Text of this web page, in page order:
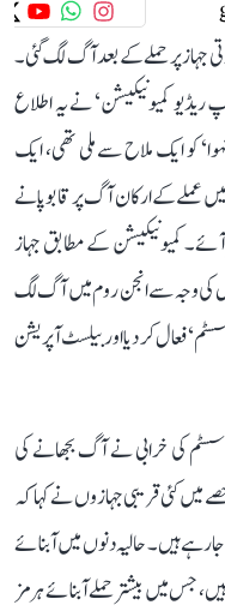
جہاز پر حملے کے بعد آگ لگ گئی۔
کمیونیکیشن‘ نے یہ اطلاع
کو ایک ملاح سے ملی تھی، ایک
عملے کے ارکان آگ پر قابو پانے
کمیونیکیشن کے مطابق جہاز
کی وجہ سے انجن روم میں آگ لگ
فعال کر دیا اور بیلسٹ آپریشن
سسٹم کی خرابی نے آگ بجھانے کی
میں کئی قریبی جہازوں نے کہا کہ
رہے ہیں۔ حالیہ دنوں میں آبنائے
جس میں بیشتر حملے آبنائے ہرمز